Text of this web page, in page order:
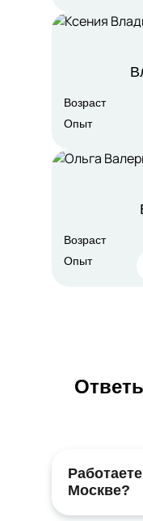
Возраст
Опыт
Возраст
Опыт
Москве?